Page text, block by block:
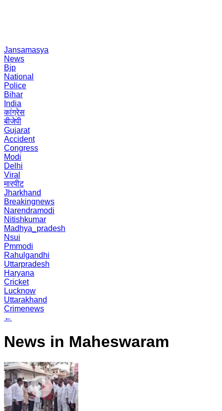
Jansamasya
News
Bjp
National
Police
Bihar
India
कांग्रेस
बीजेपी
Gujarat
Accident
Congress
Modi
Delhi
Viral
मारपीट
Jharkhand
Breakingnews
Narendramodi
Nitishkumar
Madhya_pradesh
Nsui
Pmmodi
Rahulgandhi
Uttarpradesh
Haryana
Cricket
Lucknow
Uttarakhand
Crimenews
←
News in Maheswaram